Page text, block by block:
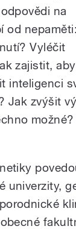
na
od nepaměti:
Vyléčit
zajistit,
inteligenci
Jak zvýšit
univerzity,